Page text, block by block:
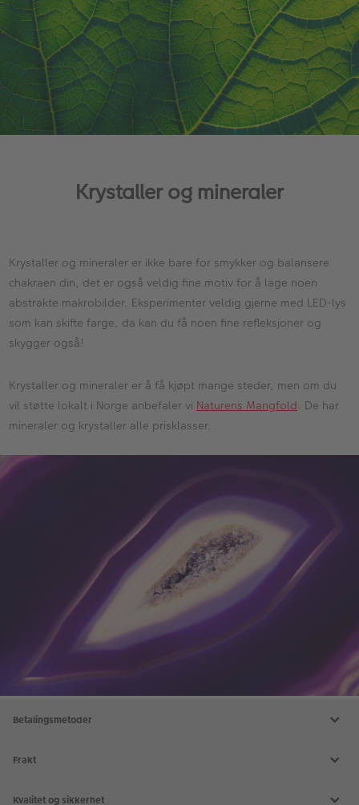
Krystaller og mineraler
Krystaller og mineraler er ikke bare for smykker og balansere
chakraen din, det er også veldig fine motiv for å lage noen
abstrakte makrobilder. Eksperimenter veldig gjerne med LED-lys
som kan skifte farge, da kan du få noen fine refleksjoner og
skygger også!
Krystaller og mineraler er å få kjøpt mange steder, men om du
vil støtte lokalt i Norge anbefaler vi Naturens Mangfold. De har
mineraler og krystaller alle prisklasser.
Betalingsmetoder
Frakt
Kvalitet og sikkerhet